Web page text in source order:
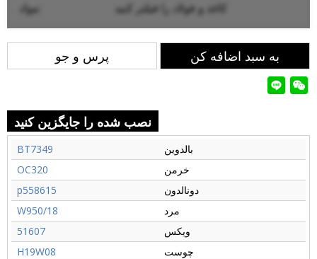
کاغذ و فولاد را فیلتر کنید
پرس و جو به سبد اضافه کن
نصب شده را جایگزین کنید
BT7349
بالدوین
OC320
خرمن
p558615
دونالدون
W950/18
مرد
51607
ویکس
H19W08
چوست